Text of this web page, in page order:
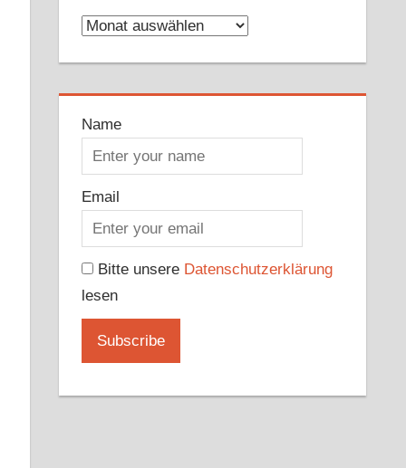
Archive
Name
Email
Bitte unsere Datenschutzerklärung
lesen